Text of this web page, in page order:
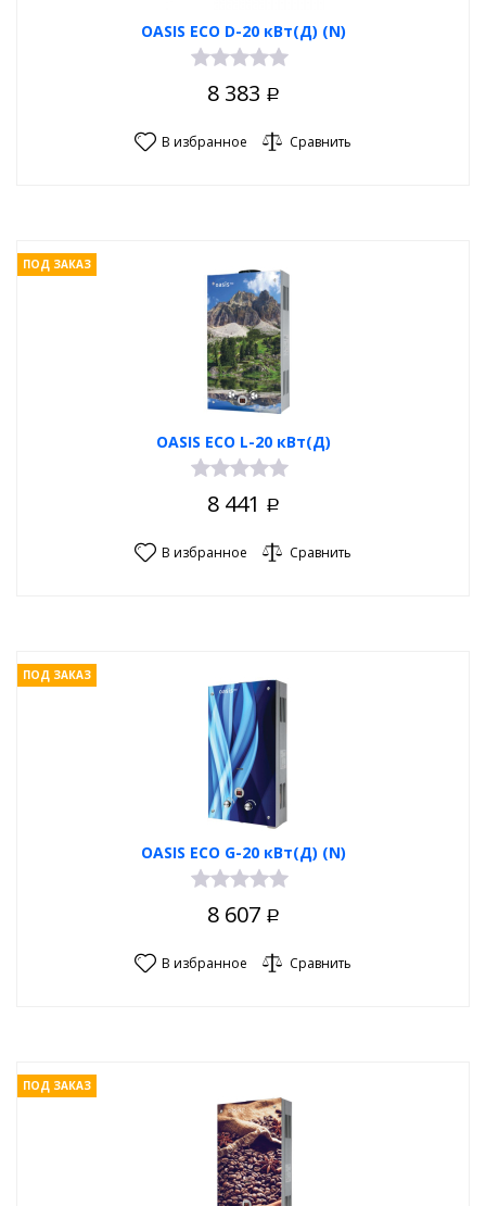
OASIS ECO D-20 кВт(Д) (N)
8 383 Р
В избранное Сравнить
OASIS ECO L-20 кВт(Д)
ПОД ЗАКАЗ
8 441 Р
В избранное Сравнить
OASIS ECO G-20 кВт(Д) (N)
ПОД ЗАКАЗ
8 607 Р
В избранное Сравнить
ПОД ЗАКАЗ